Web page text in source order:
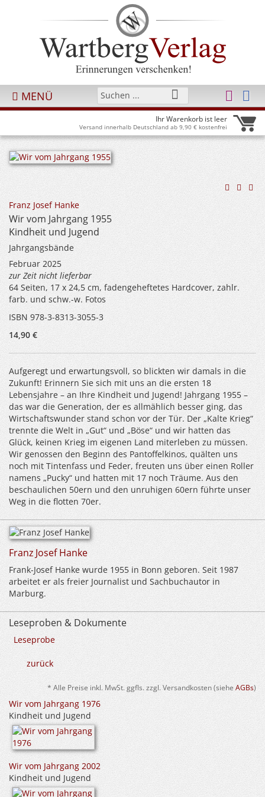
MENÜ
Ihr Warenkorb ist leer
Versand innerhalb Deutschland ab 9,90 € kostenfrei
Franz Josef Hanke
Wir vom Jahrgang 1955
Kindheit und Jugend
Jahrgangsbände
Februar 2025
zur Zeit nicht lieferbar
64 Seiten, 17 x 24,5 cm, fadengeheftetes Hardcover, zahlr.
farb. und schw.-w. Fotos
ISBN 978-3-8313-3055-3
14,90 €
Aufgeregt und erwartungsvoll, so blickten wir damals in die
Zukunft! Erinnern Sie sich mit uns an die ersten 18
Lebensjahre – an Ihre Kindheit und Jugend! Jahrgang 1955 –
das war die Generation, der es allmählich besser ging, das
Wirtschaftswunder stand schon vor der Tür. Der „Kalte Krieg“
trennte die Welt in „Gut“ und „Böse“ und wir hatten das
Glück, keinen Krieg im eigenen Land miterleben zu müssen.
Wir genossen den Beginn des Pantoffelkinos, quälten uns
noch mit Tintenfass und Feder, freuten uns über einen Roller
namens „Pucky“ und hatten mit 17 noch Träume. Aus den
beschaulichen 50ern und den unruhigen 60ern führte unser
Weg in die flotten 70er.
Franz Josef Hanke
Frank-Josef Hanke wurde 1955 in Bonn geboren. Seit 1987
arbeitet er als freier Journalist und Sachbuchautor in
Marburg.
Leseproben & Dokumente
Leseprobe
zurück
* Alle Preise inkl. MwSt. ggfls. zzgl. Versandkosten (siehe AGBs)
Wir vom Jahrgang 1976
Kindheit und Jugend
Wir vom Jahrgang 2002
Kindheit und Jugend